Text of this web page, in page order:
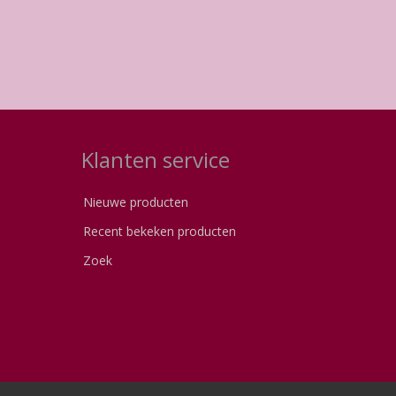
Klanten service
Nieuwe producten
Recent bekeken producten
Zoek